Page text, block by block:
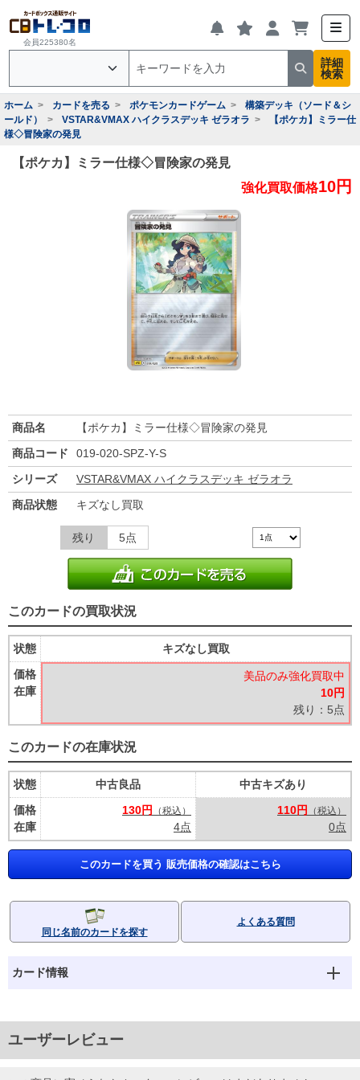
会員225380名
詳細
検索
ホーム カードを売る ポケモンカードゲーム
構築デッキ（ソード＆シ
ールド）
VSTAR&VMAX ハイクラスデッキ ゼラオラ
【ポケカ】ミラー仕
様◇冒険家の発見
【ポケカ】ミラー仕様◇冒険家の発見
強化買取価格10円
商品名
【ポケカ】ミラー仕様◇冒険家の発見
商品コード
019-020-SPZ-Y-S
シリーズ
VSTAR&VMAX ハイクラスデッキ ゼラオラ
商品状態
キズなし買取
残り 5点
このカードの買取状況
状態
価格
在庫
キズなし買取
美品のみ強化買取中
10円
残り：5点
このカードの在庫状況
状態
価格
在庫
中古良品
130円
（税込）
4点
中古キズあり
110円
（税込）
0点
このカードを買う 販売価格の確認はこちら
同じ名前のカードを探す
よくある質問
カード情報
ユーザーレビュー